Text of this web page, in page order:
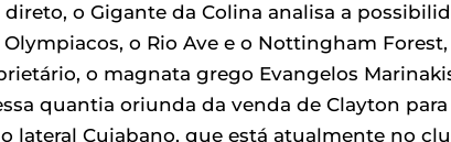
o Gigante da Colina analisa a
o Rio Ave e o Nottingham
o magnata grego Evangelos
quantia oriunda da venda de Clayton
lateral Cuiabano, que está atualmente no